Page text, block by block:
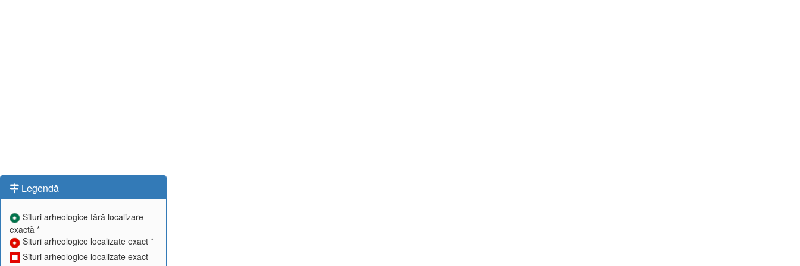
Legendă
Situri arheologice fără localizare
exactă *
Situri arheologice localizate exact *
Situri arheologice localizate exact